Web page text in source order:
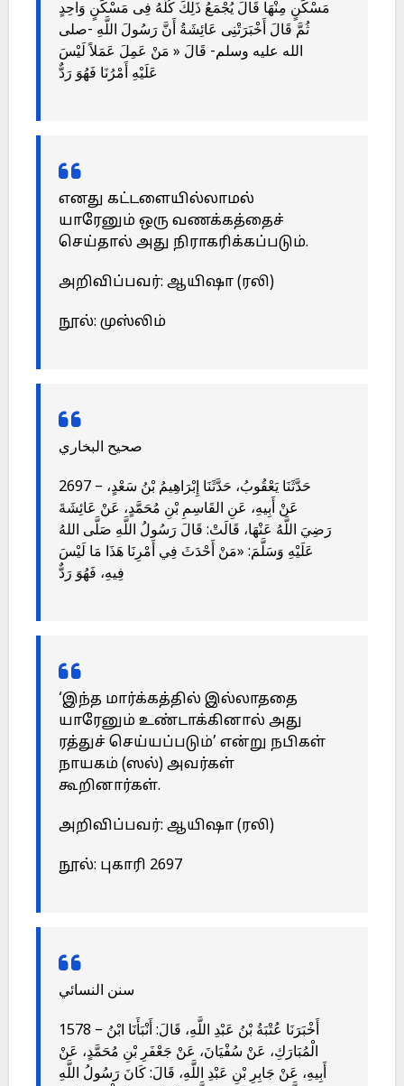
مَسْكَنٍ مِنْهَا قَالَ يُجْمَعُ ذَلِكَ كُلُّهُ فِى مَسْكَنٍ وَاحِدٍ
ثُمَّ قَالَ أَخْبَرَتْنِى عَائِشَةُ أَنَّ رَسُولَ اللَّهِ -صلى
الله عليه وسلم- قَالَ « مَنْ عَمِلَ عَمَلاً لَيْسَ
عَلَيْهِ أَمْرُنَا فَهُوَ رَدٌّ
எனது கட்டளையில்லாமல்
யாரேனும் ஒரு வணக்கத்தைச்
செய்தால் அது நிராகரிக்கப்படும்.
அறிவிப்பவர்: ஆயிஷா (ரலி)
நூல்: முஸ்லிம்
صحيح البخاري
2697 – حَدَّثَنَا يَعْقُوبُ، حَدَّثَنَا إِبْرَاهِيمُ بْنُ سَعْدٍ،
عَنْ أَبِيهِ، عَنِ القَاسِمِ بْنِ مُحَمَّدٍ، عَنْ عَائِشَةَ
رَضِيَ اللَّهُ عَنْهَا، قَالَتْ: قَالَ رَسُولُ اللَّهِ صَلَّى اللهُ
عَلَيْهِ وَسَلَّمَ: «مَنْ أَحْدَثَ فِي أَمْرِنَا هَذَا مَا لَيْسَ
فِيهِ، فَهُوَ رَدٌّ
‘இந்த மார்க்கத்தில் இல்லாததை
யாரேனும் உண்டாக்கினால் அது
ரத்துச் செய்யப்படும்’ என்று நபிகள்
நாயகம் (ஸல்) அவர்கள்
கூறினார்கள்.
அறிவிப்பவர்: ஆயிஷா (ரலி)
நூல்: புகாரி 2697
سنن النسائي
1578 – أَخْبَرَنَا عُتْبَةُ بْنُ عَبْدِ اللَّهِ، قَالَ: أَنْبَأَنَا ابْنُ
الْمُبَارَكِ، عَنْ سُفْيَانَ، عَنْ جَعْفَرِ بْنِ مُحَمَّدٍ، عَنْ
أَبِيهِ، عَنْ جَابِرِ بْنِ عَبْدِ اللَّهِ، قَالَ: كَانَ رَسُولُ اللَّهِ